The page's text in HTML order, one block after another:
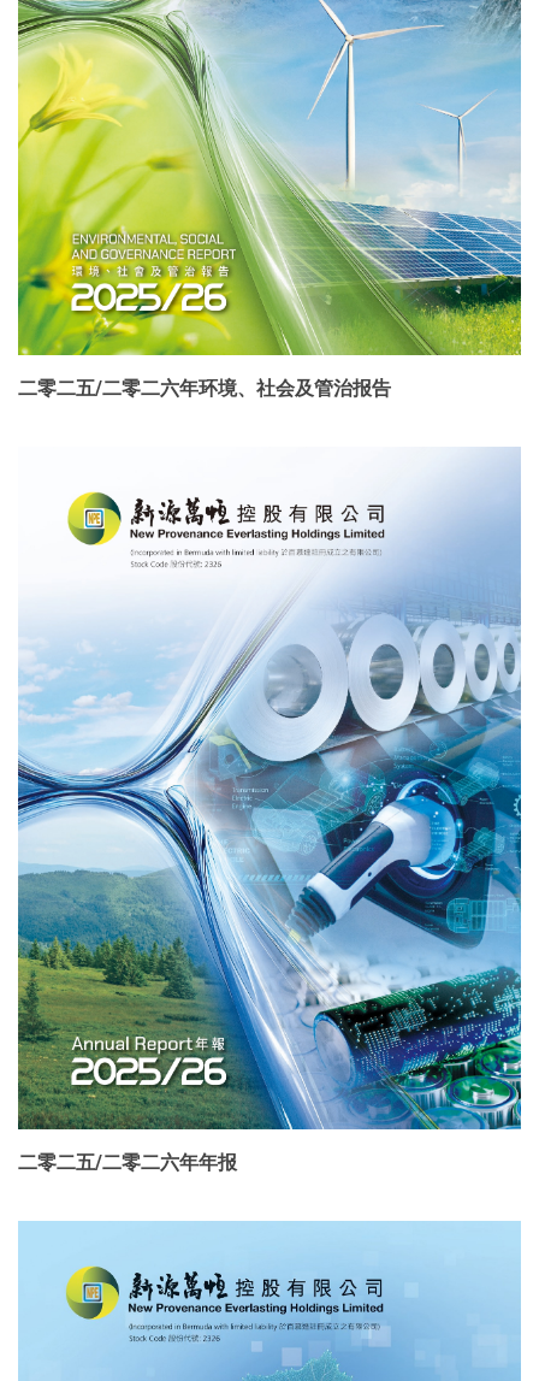
二零二五/二零二六年环境、社会及管治报告
二零二五/二零二六年年报